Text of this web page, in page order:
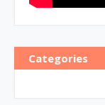
Categories